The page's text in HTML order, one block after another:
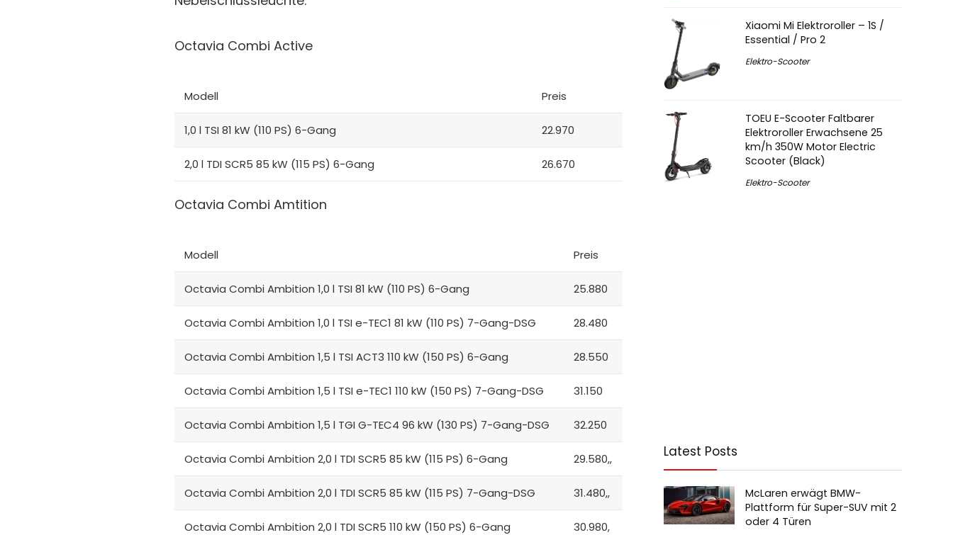
Octavia Combi Active
Modell Preis
1,0 l TSI 81 kW (110 PS) 6-Gang 22.970
2,0 l TDI SCR5 85 kW (115 PS) 6-Gang 26.670
Octavia Combi Amtition
Modell Preis
Octavia Combi Ambition 1,0 l TSI 81 kW (110 PS) 6-Gang 25.880
Octavia Combi Ambition 1,0 l TSI e-TEC1 81 kW (110 PS) 7-Gang-DSG 28.480
Octavia Combi Ambition 1,5 l TSI ACT3 110 kW (150 PS) 6-Gang 28.550
Octavia Combi Ambition 1,5 l TSI e-TEC1 110 kW (150 PS) 7-Gang-DSG 31.150
Octavia Combi Ambition 1,5 l TGI G-TEC4 96 kW (130 PS) 7-Gang-DSG 32.250
Octavia Combi Ambition 2,0 l TDI SCR5 85 kW (115 PS) 6-Gang 29.580,,
Octavia Combi Ambition 2,0 l TDI SCR5 85 kW (115 PS) 7-Gang-DSG 31.480,,
Octavia Combi Ambition 2,0 l TDI SCR5 110 kW (150 PS) 6-Gang 30.980,
Xiaomi Mi Elektroroller – 1S /
Essential / Pro 2
Elektro-Scooter
TOEU E-Scooter Faltbarer
Elektroroller Erwachsene 25
km/h 350W Motor Electric
Scooter (Black)
Elektro-Scooter
Latest Posts
McLaren erwägt BMW-
Plattform für Super-SUV mit 2
oder 4 Türen